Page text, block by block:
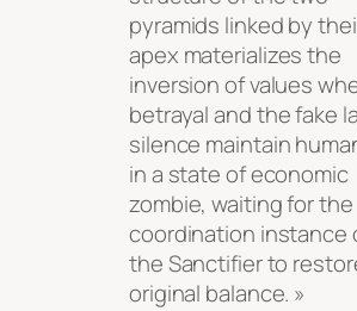
pyramids linked by
apex materializes the
inversion of values
betrayal and the fake
silence maintain
in a state of economic
zombie, waiting for the
coordination instance
the Sanctifier to
original balance. »